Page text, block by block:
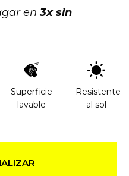
en3x sin
Superficie
lavable
Resistente
al sol